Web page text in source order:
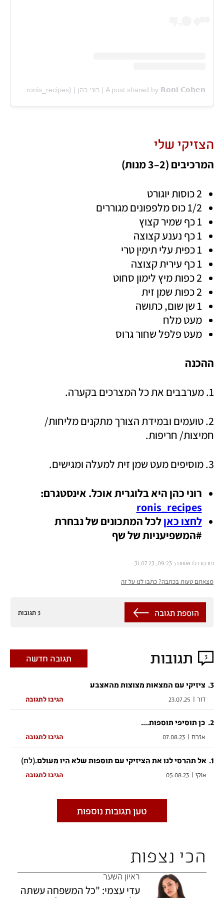
הצזיקי שלי
המרכיבים (2–3 מנות)
2 כוסות יוגורט
1/2 כוס מלפפונים מגוררים
1 כף שמיר קצוץ
1 כף נענע קצוצה
1 כפית עלי תימין טרי
1 כף עירית קצוצה
2 כפות מיץ לימון סחוט
2 כפות שמן זית
1 שן שום, כתושה
מעט מלח
מעט פלפל שחור גרוס
ההכנה
1. מערבבים את כל המצרכים בקערה.
חמיצות/ חריפות.
3. מוסיפים מעט שמן זית למעלה ומגישים.
רוני כהן היא בלוגרית אוכל. אינסטגרם:
ronis_recipes
לחצו כאן
#המשפיעניות של שף
פורסם לראשונה: 09:23, 31.07.23
מצאתם טעות בכתבה? כתבו לנו על זה
3 תגובות הוספת תגובה
3 תגובות תגובה חדשה
3
. ציזיקי עם המצאות מצוצות מהאצבע
דור |
23.07.25 הגיבו לתגובה
אין לשלוח תגובות הכוללות מידע המפר את תנאי השימוש של Ynet
לרבות דברי
2
. כן תוסיפי תוספות....
אזרח |
07.08.23 הגיבו לתגובה
1
. אל תהרסי לנו את הציזיקי עם תוספות שלא היו מעולם.(לת)
אוקי |
05.08.23 הגיבו לתגובה
טען תגובות נוספות
הכי נצפות
ראיון השער
עדי עצמי: "כל המשפחה עשתה